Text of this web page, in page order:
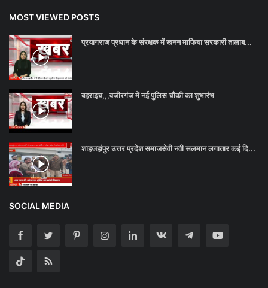
MOST VIEWED POSTS
प्रयागराज प्रधान के संरक्षक में खनन माफिया सरकारी तालाब...
बहराइच,,,वजीरगंज में नई पुलिस चौकी का शुभारंभ
शाहजहांपुर उत्तर प्रदेश समाजसेवी नवी सलमान लगातार कई दि...
SOCIAL MEDIA